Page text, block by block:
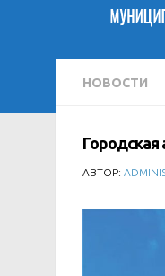
НОВОСТИ
Городская
АВТОР: